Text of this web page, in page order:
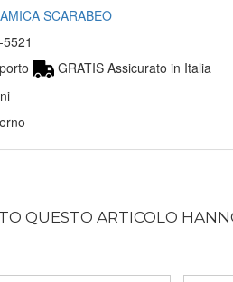
SCARABEO
GRATIS Assicurato in Italia
QUESTO ARTICOLO